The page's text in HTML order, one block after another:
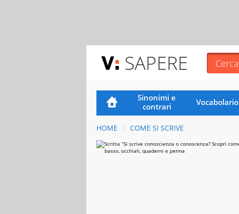
SAPERE
Sinonimi e
contrari
Vocabolario
HOME COME SI SCRIVE